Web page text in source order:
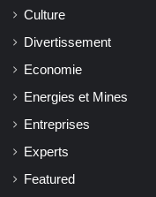
Culture
Divertissement
Economie
Energies et Mines
Entreprises
Experts
Featured